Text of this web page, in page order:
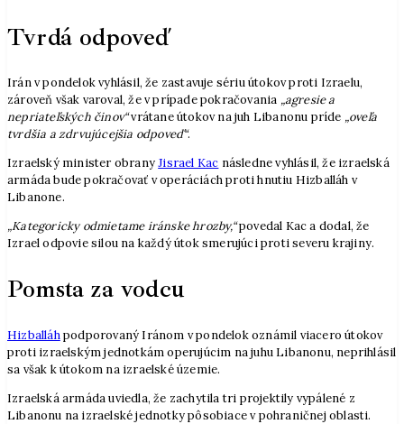
Tvrdá odpoveď
Irán v pondelok vyhlásil, že zastavuje sériu útokov proti Izraelu,
zároveň však varoval, že v prípade pokračovania „agresie a
nepriateľských činov“vrátane útokov na juh Libanonu príde „oveľa
tvrdšia a zdrvujúcejšia odpoveď“.
Izraelský minister obranyJisrael Kac následne vyhlásil, že izraelská
armáda bude pokračovať v operáciách proti hnutiu Hizballáh v
Libanone.
„Kategoricky odmietame iránske hrozby,“povedal Kac a dodal, že
Izrael odpovie silou na každý útok smerujúci proti severu krajiny.
Pomsta za vodcu
Hizballáhpodporovaný Iránom v pondelok oznámil viacero útokov
proti izraelským jednotkám operujúcim na juhu Libanonu, neprihlásil
sa však k útokom na izraelské územie.
Izraelská armáda uviedla, že zachytila tri projektily vypálené z
Libanonu na izraelské jednotky pôsobiace v pohraničnej oblasti.